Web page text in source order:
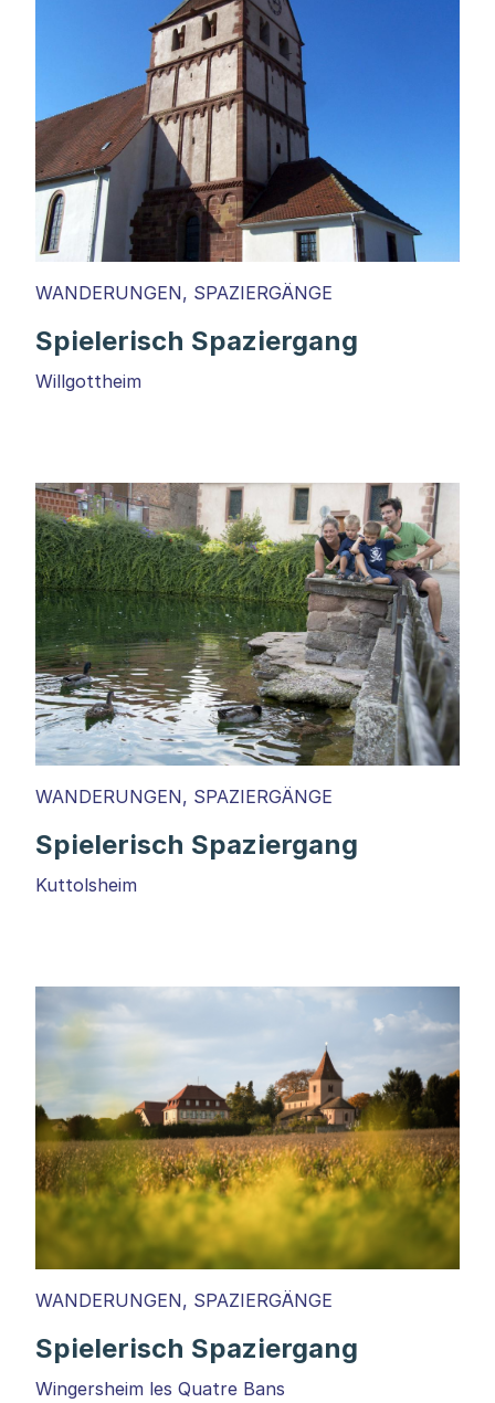
WANDERUNGEN, SPAZIERGÄNGE
Spielerisch Spaziergang
Willgottheim
WANDERUNGEN, SPAZIERGÄNGE
Spielerisch Spaziergang
Kuttolsheim
WANDERUNGEN, SPAZIERGÄNGE
Spielerisch Spaziergang
Wingersheim les Quatre Bans